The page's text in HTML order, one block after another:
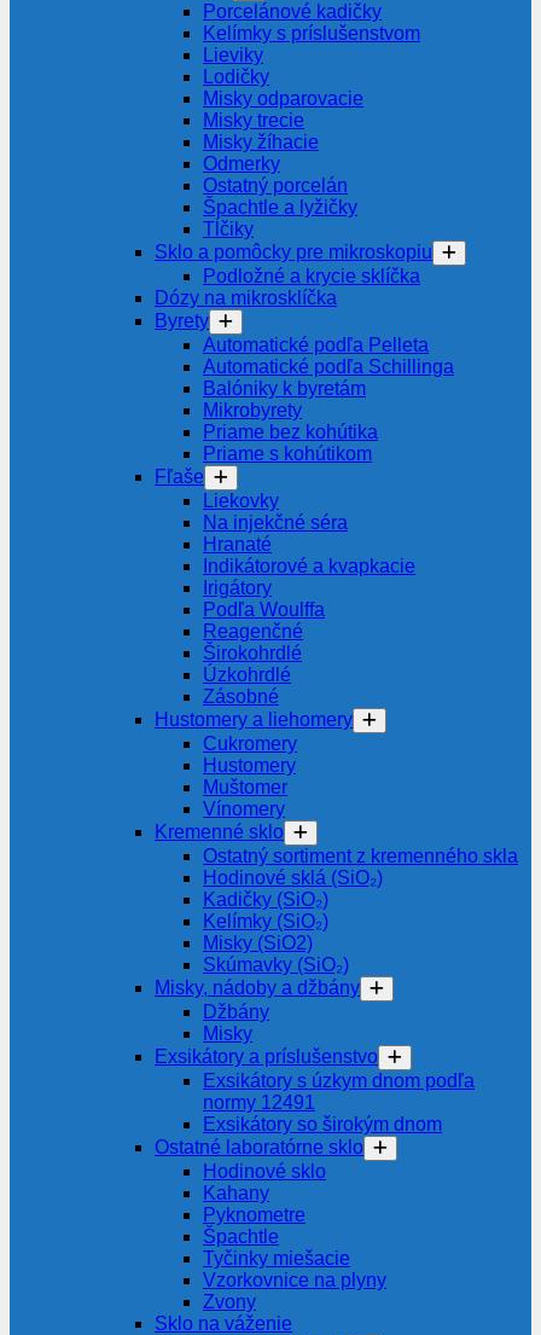
Porcelánové kadičky
Kelímky s príslušenstvom
Lieviky
Lodičky
Misky odparovacie
Misky trecie
Misky žíhacie
Odmerky
Ostatný porcelán
Špachtle a lyžičky
Tĺčiky
Sklo a pomôcky pre mikroskopiu
Podložné a krycie sklíčka
Dózy na mikrosklíčka
Byrety
Automatické podľa Pelleta
Automatické podľa Schillinga
Balóniky k byretám
Mikrobyrety
Priame bez kohútika
Priame s kohútikom
Fľaše
Liekovky
Na injekčné séra
Hranaté
Indikátorové a kvapkacie
Irigátory
Podľa Woulffa
Reagenčné
Širokohrdlé
Úzkohrdlé
Zásobné
Hustomery a liehomery
Cukromery
Hustomery
Muštomer
Vínomery
Kremenné sklo
Ostatný sortiment z kremenného skla
Hodinové sklá (SiO₂)
Kadičky (SiO₂)
Kelímky (SiO₂)
Misky (SiO2)
Skúmavky (SiO₂)
Misky, nádoby a džbány
Džbány
Misky
Exsikátory a príslušenstvo
Exsikátory s úzkym dnom podľa
normy 12491
Exsikátory so širokým dnom
Ostatné laboratórne sklo
Hodinové sklo
Kahany
Pyknometre
Špachtle
Tyčinky miešacie
Vzorkovnice na plyny
Zvony
Sklo na váženie